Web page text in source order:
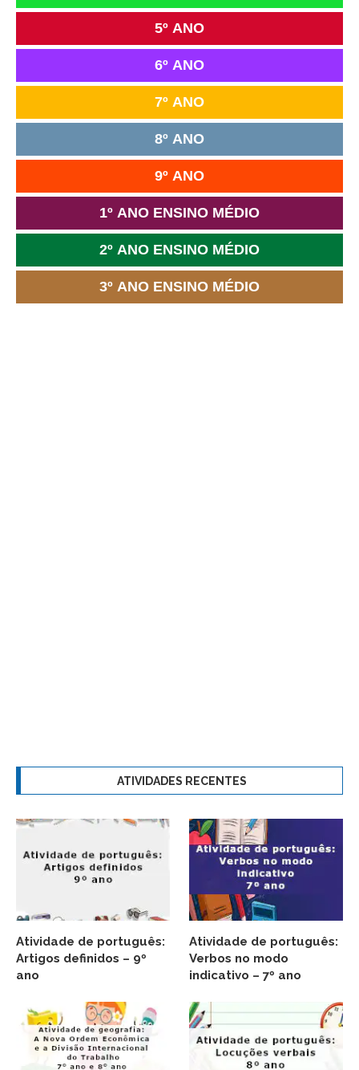
5º ANO
6º ANO
7º ANO
8º ANO
9º ANO
1º ANO ENSINO MÉDIO
2º ANO ENSINO MÉDIO
3º ANO ENSINO MÉDIO
ATIVIDADES RECENTES
Atividade de português:
Artigos definidos – 9º
ano
Atividade de português:
Verbos no modo
indicativo – 7º ano